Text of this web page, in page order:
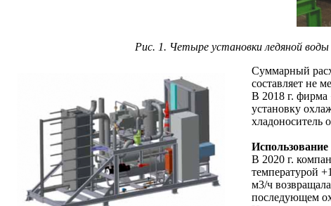
Рис. 1. Четыре установки ледяной
Суммарный
составляет не
В 2018 г.
установку
хладоноситель
Использование
В 2020 г.
температурой
м3/ч
последующем